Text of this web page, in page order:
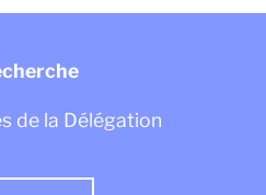
de la Délégation